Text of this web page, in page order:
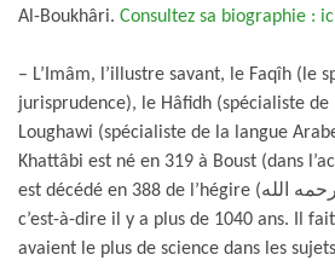
Al-Boukhâri. Consultez sa biographie :
– L’Imâm, l’illustre savant, le Faqîh (le
jurisprudence), le Hâfidh (spécialiste
Loughawi (spécialiste de la langue
Khattâbi est né en 319 à Boust (dans
est décédé en 388 de l’hégire (رحمه الله) à Boust également,
c’est-à-dire il y a plus de 1040 ans. Il
avaient le plus de science dans les